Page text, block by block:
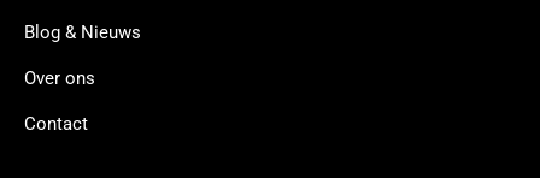
Blog & Nieuws
Over ons
Contact